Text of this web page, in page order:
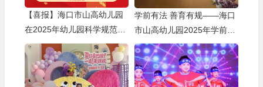
【喜报】海口市山高幼儿园
在2025年幼儿园科学规范一
日活动课程评比活动中荣获
佳绩
学前有法 善育有规——海口
市山高幼儿园2025年学前教
育宣传月启动仪式暨《学前
教育法》专题学习活动